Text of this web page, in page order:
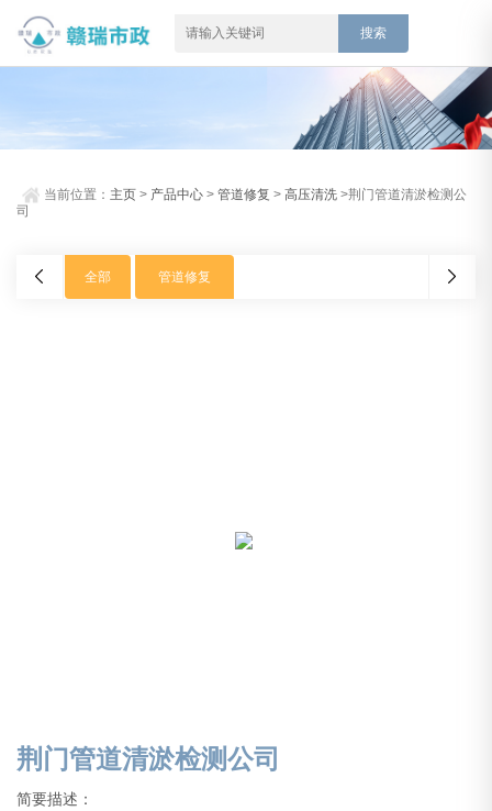
当前位置： 主页 > 产品中心 >管道修复 >高压清洗 >荆门管道清淤检测公
司
全部 管道修复
荆门管道清淤检测公司
简要描述：